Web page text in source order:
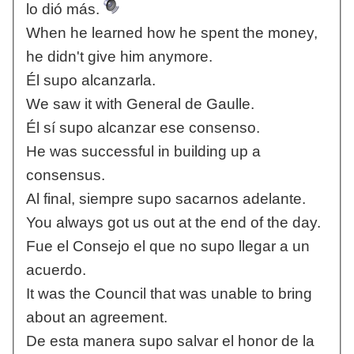
lo dió más.
When he learned how he spent the money,
he didn't give him anymore.
Él supo alcanzarla.
We saw it with General de Gaulle.
Él sí supo alcanzar ese consenso.
He was successful in building up a
consensus.
Al final, siempre supo sacarnos adelante.
You always got us out at the end of the day.
Fue el Consejo el que no supo llegar a un
acuerdo.
It was the Council that was unable to bring
about an agreement.
De esta manera supo salvar el honor de la